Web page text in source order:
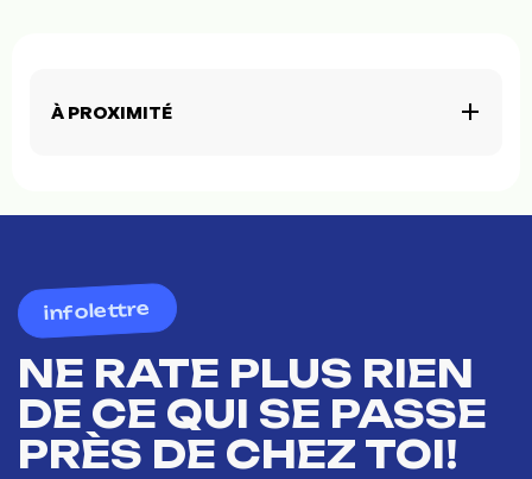
À PROXIMITÉ
infolettre
NE RATE PLUS RIEN
DE CE QUI SE PASSE
PRÈS DE CHEZ TOI!